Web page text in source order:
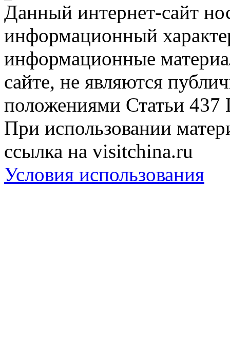
Данный интернет-сайт
информационный
информационные
сайте, не являются
положениями Статьи 437
При использовании
ссылка на visitchina.ru
Условия использования